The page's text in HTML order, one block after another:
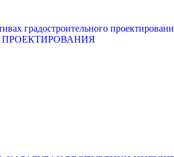
градостроительного